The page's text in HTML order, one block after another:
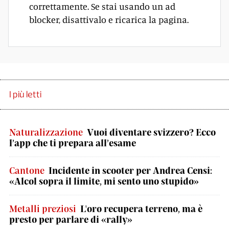
correttamente. Se stai usando un ad
blocker, disattivalo e ricarica la pagina.
I più letti
Naturalizzazione Vuoi diventare svizzero? Ecco
l’app che ti prepara all’esame
Cantone Incidente in scooter per Andrea Censi:
«Alcol sopra il limite, mi sento uno stupido»
Metalli preziosi L'oro recupera terreno, ma è
presto per parlare di «rally»